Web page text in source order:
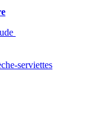
serviettes